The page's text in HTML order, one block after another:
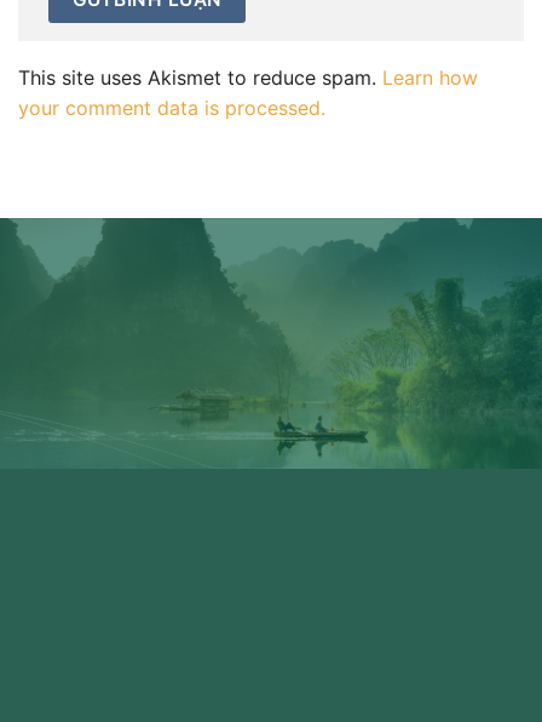
This site uses Akismet to reduce spam. Learn how
your comment data is processed.